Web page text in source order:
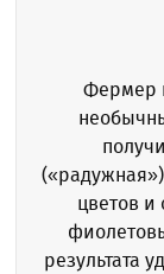
Фермер
цветов и
результата